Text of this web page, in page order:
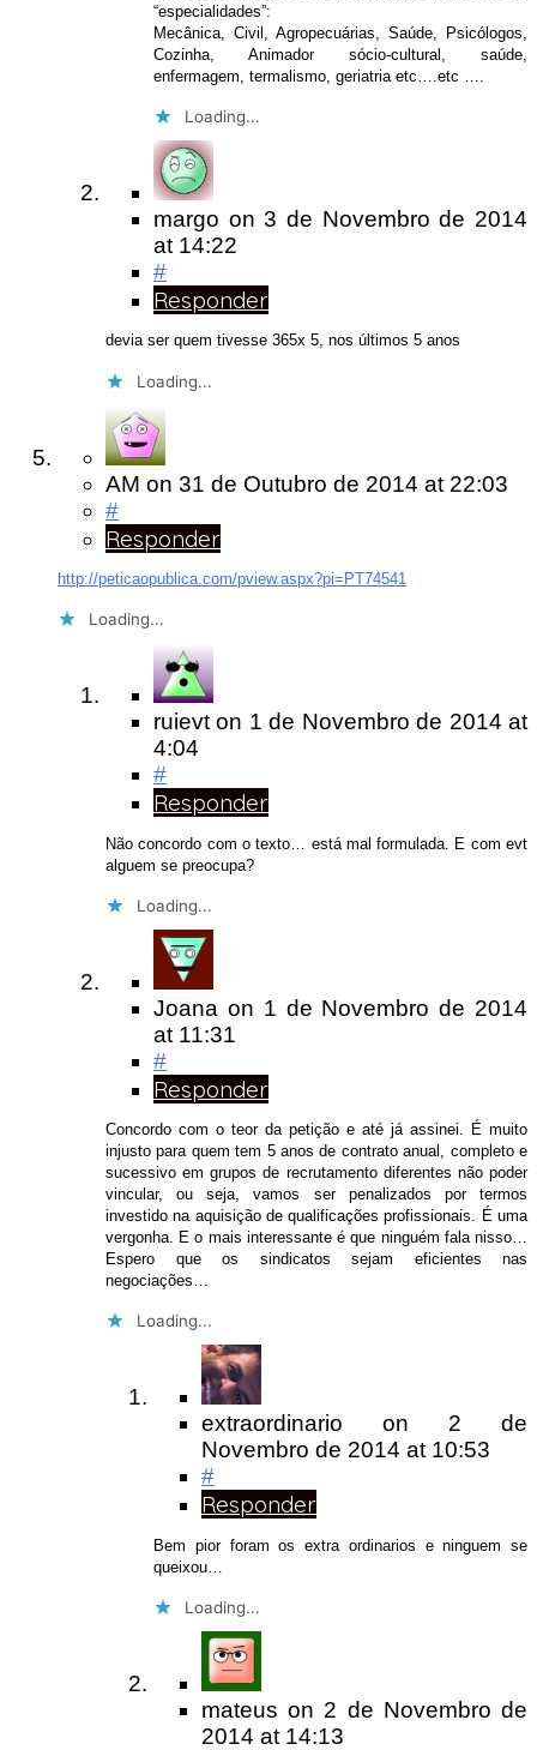
“especialidades”:
Mecânica, Civil, Agropecuárias, Saúde, Psicólogos,
Cozinha, Animador sócio-cultural, saúde,
enfermagem, termalismo, geriatria etc….etc ….
Loading...
margo on3 de Novembro de 2014
at 14:22
#
Responder
devia ser quem tivesse 365x 5, nos últimos 5 anos
Loading...
AM on 31 de Outubro de 2014 at 22:03
#
Responder
http://peticaopublica.com/pview.aspx?pi=PT74541
Loading...
ruievt on 1 de Novembro de 2014at
4:04
#
Responder
Não concordo com o texto… está mal formulada. E com evt
alguem se preocupa?
Loading...
Joana on 1 de Novembro de 2014
at 11:31
#
Responder
Concordo com o teor da petição e até já assinei. É muito
injusto para quem tem 5 anos de contrato anual, completo e
sucessivo em grupos de recrutamento diferentes não poder
vincular, ou seja, vamos ser penalizados por termos
investido na aquisição de qualificações profissionais. É uma
vergonha. E o mais interessante é que ninguém fala nisso…
Espero que os sindicatos sejam eficientes nas
negociações…
Loading...
extraordinario on 2 de
Novembro de 2014 at 10:53
#
Responder
Bem pior foram os extra ordinarios e ninguem se
queixou…
Loading...
mateus on 2 de Novembro de
2014 at 14:13